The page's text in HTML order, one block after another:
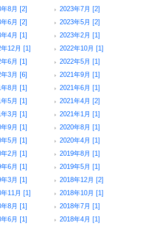
8月 [2]
2023年7月 [2]
6月 [2]
2023年5月 [2]
4月 [1]
2023年2月 [1]
12月 [1]
2022年10月 [1]
6月 [1]
2022年5月 [1]
3月 [6]
2021年9月 [1]
8月 [1]
2021年6月 [1]
5月 [1]
2021年4月 [2]
3月 [1]
2021年1月 [1]
9月 [1]
2020年8月 [1]
5月 [1]
2020年4月 [1]
2月 [1]
2019年8月 [1]
6月 [1]
2019年5月 [1]
3月 [1]
2018年12月 [2]
11月 [1]
2018年10月 [1]
8月 [1]
2018年7月 [1]
6月 [1]
2018年4月 [1]